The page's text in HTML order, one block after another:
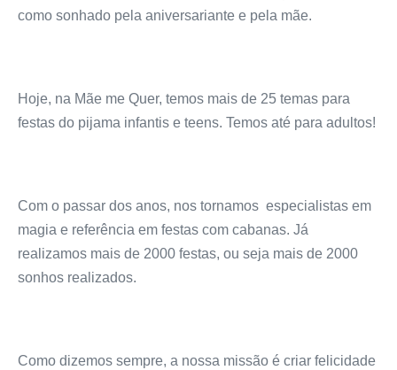
como sonhado pela aniversariante e pela mãe.
Hoje, na Mãe me Quer, temos mais de 25 temas para
festas do pijama infantis e teens. Temos até para adultos!
Com o passar dos anos, nos tornamos especialistas em
magia e referência em festas com cabanas. Já
realizamos mais de 2000 festas, ou seja mais de 2000
sonhos realizados.
Como dizemos sempre, a nossa missão é criar felicidade